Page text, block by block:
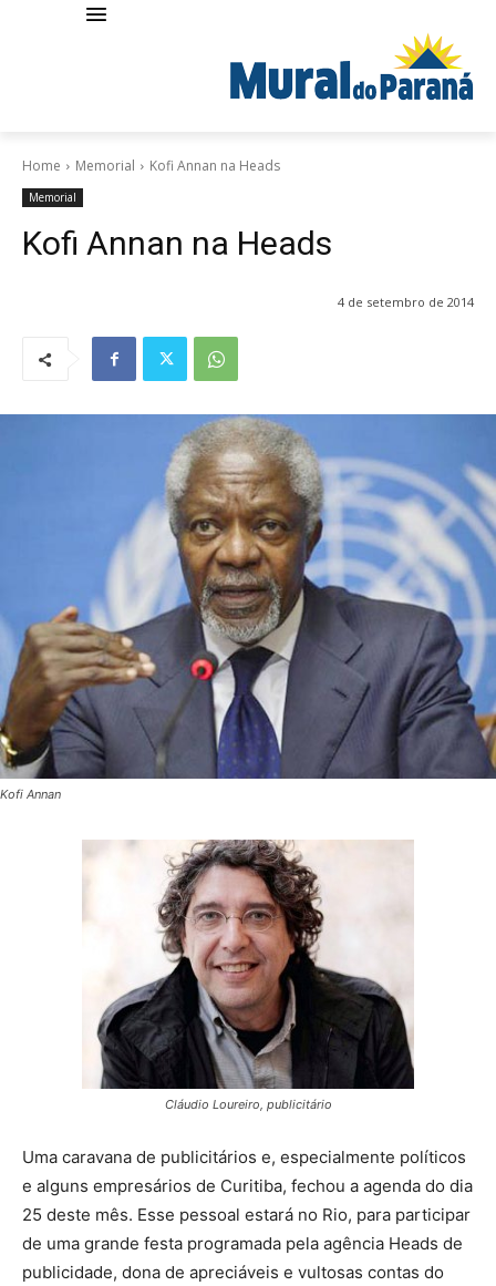
Home Memorial Kofi Annan na Heads
Memorial
Kofi Annan na Heads
4 de setembro de 2014
Kofi Annan
Cláudio Loureiro, publicitário
Uma caravana de publicitários e, especialmente políticos
e alguns empresários de Curitiba, fechou a agenda do dia
25 deste mês. Esse pessoal estará no Rio, para participar
de uma grande festa programada pela agência Heads de
publicidade, dona de apreciáveis e vultosas contas do